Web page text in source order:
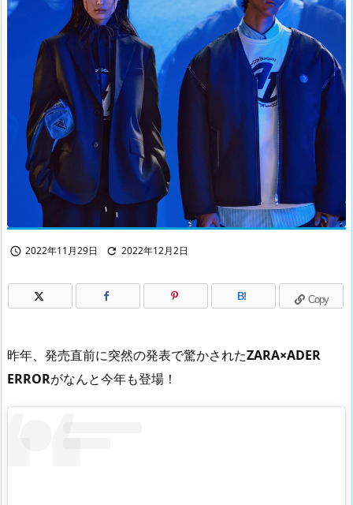
 2022年11月29日  2022年12月2日
B! Copy
昨年、発売直前に突然の発表で驚かされたZARA×ADER
ERRORがなんと今年も登場！